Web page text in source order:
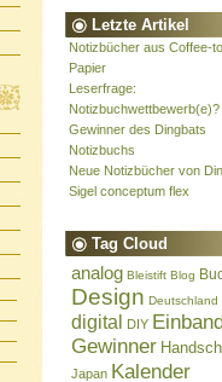
Letzte Artikel
Notizbücher aus Coffee-
Papier
Leserfrage:
Notizbuchwettbewerb(e)?
Gewinner des Dingbats
Notizbuchs
Neue Notizbücher von
Sigel conceptum flex
Tag Cloud
analog Bleistift Blog
Design Deutschland
digital DIY
Gewinner
Japan Kalender